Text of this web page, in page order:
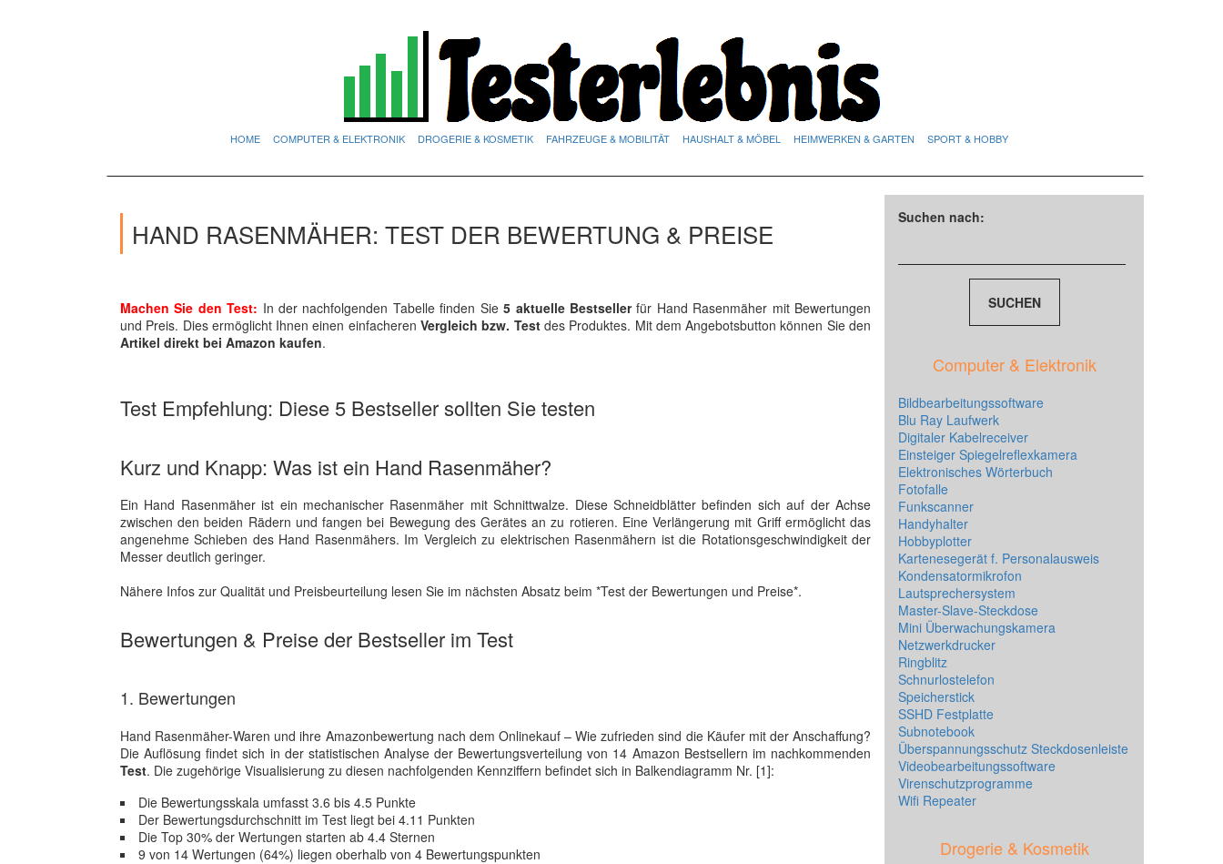
HOME COMPUTER & ELEKTRONIK DROGERIE & KOSMETIK FAHRZEUGE & MOBILITÄT HAUSHALT & MÖBEL HEIMWERKEN & GARTEN SPORT & HOBBY
HAND RASENMÄHER: TEST DER BEWERTUNG & PREISE
Machen Sie den Test: In der nachfolgenden Tabelle finden Sie5 aktuelle Bestsellerfür Hand Rasenmäher mit Bewertungen
und Preis. Dies ermöglicht Ihnen einen einfacherenVergleich bzw. Testdes Produktes. Mit dem Angebotsbutton können Sie den
Artikel direkt bei Amazon kaufen.
Test Empfehlung: Diese 5 Bestseller sollten Sie testen
Kurz und Knapp: Was ist ein Hand Rasenmäher?
Ein Hand Rasenmäher ist ein mechanischer Rasenmäher mit Schnittwalze. Diese Schneidblätter befinden sich auf der Achse
zwischen den beiden Rädern und fangen bei Bewegung des Gerätes an zu rotieren. Eine Verlängerung mit Griff ermöglicht das
angenehme Schieben des Hand Rasenmähers. Im Vergleich zu elektrischen Rasenmähern ist die Rotationsgeschwindigkeit der
Messer deutlich geringer.
Nähere Infos zur Qualität und Preisbeurteilung lesen Sie im nächsten Absatz beim *Test der Bewertungen und Preise*.
Bewertungen & Preise der Bestseller im Test
1. Bewertungen
Hand Rasenmäher-Waren und ihre Amazonbewertung nach dem Onlinekauf – Wie zufrieden sind die Käufer mit der Anschaffung?
Die Auflösung findet sich in der statistischen Analyse der Bewertungsverteilung von 14 Amazon Bestsellern im nachkommenden
Test. Die zugehörige Visualisierung zu diesen nachfolgenden Kennziffern befindet sich in Balkendiagramm Nr. [1]:
Die Bewertungsskala umfasst 3.6 bis 4.5 Punkte
Der Bewertungsdurchschnitt im Test liegt bei 4.11 Punkten
Die Top 30% der Wertungen starten ab 4.4 Sternen
9 von 14 Wertungen (64%) liegen oberhalb von 4 Bewertungspunkten
Suchen nach:
Computer & Elektronik
Bildbearbeitungssoftware
Blu Ray Laufwerk
Digitaler Kabelreceiver
Einsteiger Spiegelreflexkamera
Elektronisches Wörterbuch
Fotofalle
Funkscanner
Handyhalter
Hobbyplotter
Kartenesegerät f. Personalausweis
Kondensatormikrofon
Lautsprechersystem
Master-Slave-Steckdose
Mini Überwachungskamera
Netzwerkdrucker
Ringblitz
Schnurlostelefon
Speicherstick
SSHD Festplatte
Subnotebook
Überspannungsschutz Steckdosenleiste
Videobearbeitungssoftware
Virenschutzprogramme
Wifi Repeater
Drogerie & Kosmetik